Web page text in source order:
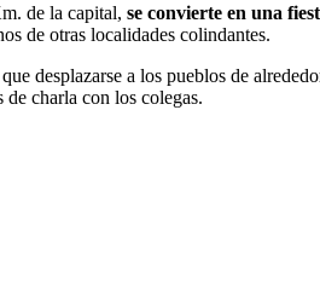
de la capital, se convierte en una
de otras localidades colindantes.
desplazarse a los pueblos de
charla con los colegas.